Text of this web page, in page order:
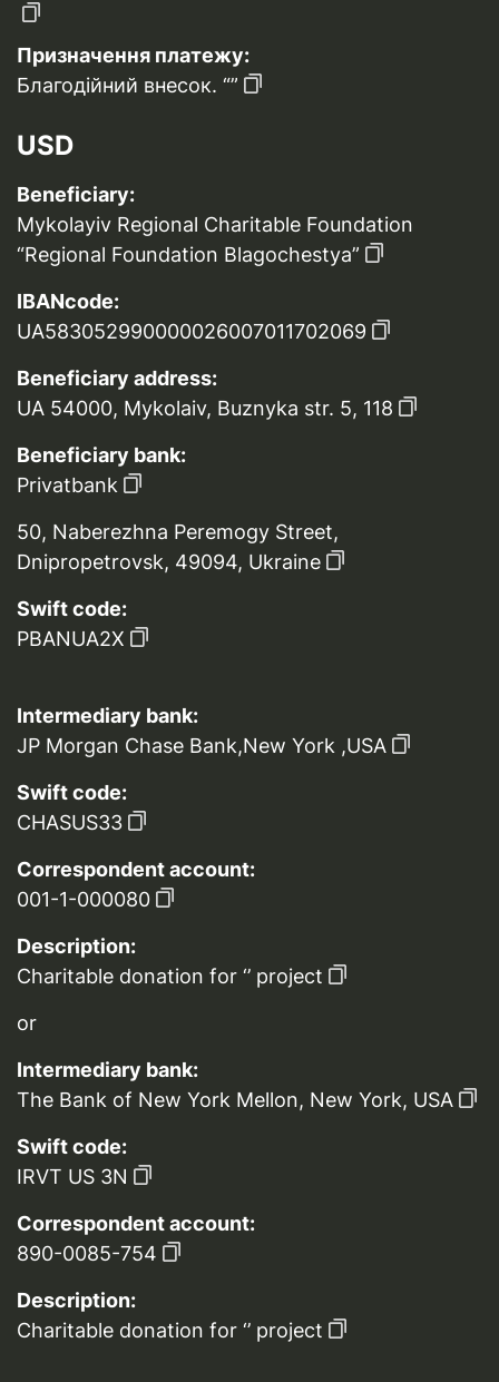
Призначення платежу:
Благодійний внесок. “”
USD
Beneficiary:
Mykolayiv Regional Charitable Foundation
“Regional Foundation Blagochestya”
IBANcode:
UA583052990000026007011702069
Beneficiary address:
UA 54000, Mykolaiv, Buznyka str. 5, 118
Beneficiary bank:
Privatbank
50, Naberezhna Peremogy Street,
Dnipropetrovsk, 49094, Ukraine
Swift code:
PBANUA2X
Intermediary bank:
JP Morgan Chase Bank,New York ,USA
Swift code:
CHASUS33
Correspondent account:
001-1-000080
Description:
Charitable donation for ‘’ project
or
Intermediary bank:
The Bank of New York Mellon, New York, USA
Swift code:
IRVT US 3N
Correspondent account:
890-0085-754
Description:
Charitable donation for ‘’ project